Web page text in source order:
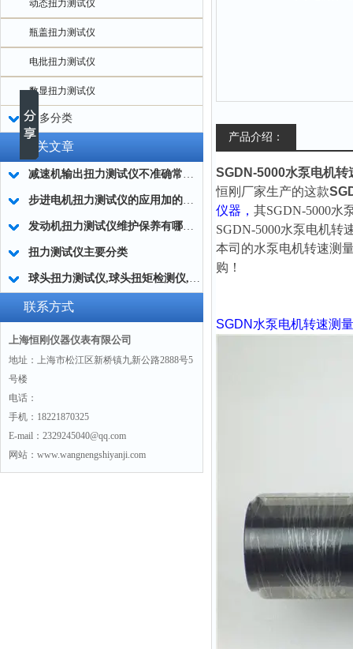
动态扭力测试仪
瓶盖扭力测试仪
电批扭力测试仪
数显扭力测试仪
更多分类
相关文章
减速机输出扭力测试仪不准确常用的处理方法
步进电机扭力测试仪的应用加的广泛
发动机扭力测试仪维护保养有哪些分类?
扭力测试仪主要分类
球头扭力测试仪,球头扭矩检测仪,汽车球头旋转扭矩测定仪
联系方式
上海恒刚仪器仪表有限公司
地址：上海市松江区新桥镇九新公路2888号5
号楼
电话：
手机：18221870325
E-mail：2329245040@qq.com
网站：www.wangnengshiyanji.com
产品介绍：
SGDN-5000水泵电机转
恒刚厂家生产的这款
仪器， 其SGDN-5000水
SGDN-5000水泵电机转
本司的水泵电机转速测
购！
SGDN 水泵电机转速测